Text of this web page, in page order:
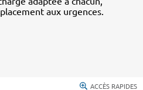
aux urgences.
ACCÈS RAPIDES